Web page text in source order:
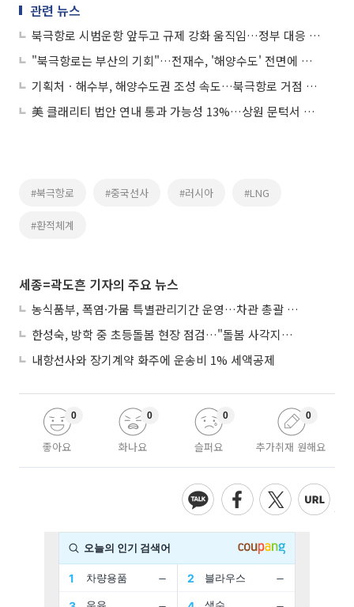
관련 뉴스
북극항로 시범운항 앞두고 규제 강화 움직임…정부 대응 전략 '시급'
"북극항로는 부산의 기회"…전재수, '해양수도' 전면에 걸고 정책 승부수
기획처ㆍ해수부, 해양수도권 조성 속도…북극항로 거점 전략 본격화
美 클래리티 법안 연내 통과 가능성 13%…상원 문턱서 제동
#북극항로 #중국선사 #러시아 #LNG
#환적체계
세종=곽도흔 기자의 주요 뉴스
농식품부, 폭염·가뭄 특별관리기간 운영…차관 총괄 대응체계 격상
한성숙, 방학 중 초등돌봄 현장 점검…"돌봄 사각지대 없애야"
내항선사와 장기계약 화주에 운송비 1% 세액공제
좋아요
0
화나요
0
슬퍼요
0
추가취재 원해요
0